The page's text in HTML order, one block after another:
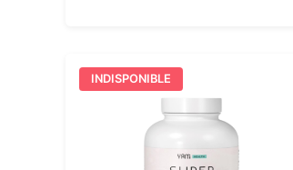
INDISPONIBLE